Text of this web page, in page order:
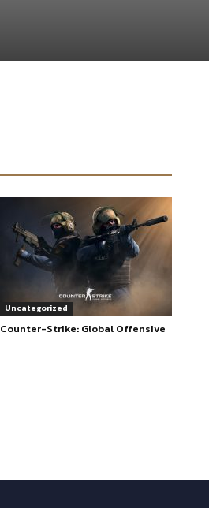
Uncategorized
Counter-Strike: Global Offensive